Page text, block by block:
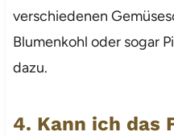
verschiedenen
Blumenkohl oder sogar
dazu.
4. Kann ich das